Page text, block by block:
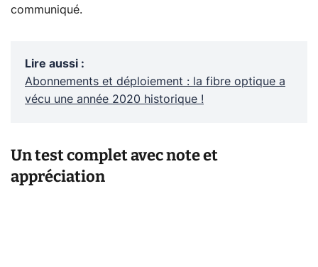
communiqué.
Lire aussi :
Abonnements et déploiement : la fibre optique a
vécu une année 2020 historique !
Un test complet avec note et
appréciation